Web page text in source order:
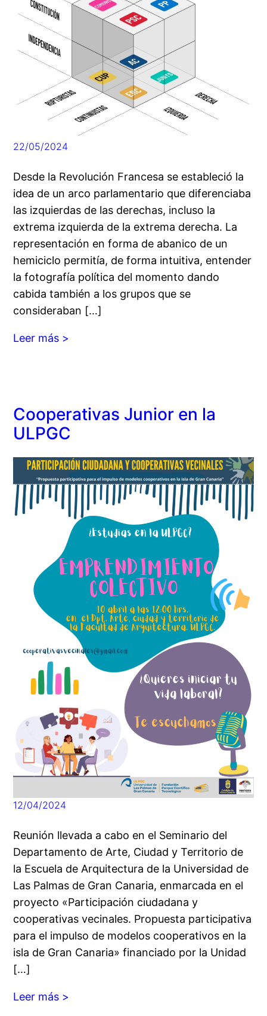
22/05/2024
Desde la Revolución Francesa se estableció la
idea de un arco parlamentario que diferenciaba
las izquierdas de las derechas, incluso la
extrema izquierda de la extrema derecha. La
representación en forma de abanico de un
hemiciclo permitía, de forma intuitiva, entender
la fotografía política del momento dando
cabida también a los grupos que se
consideraban […]
Leer más >
Cooperativas Junior en la
ULPGC
12/04/2024
Reunión llevada a cabo en el Seminario del
Departamento de Arte, Ciudad y Territorio de
la Escuela de Arquitectura de la Universidad de
Las Palmas de Gran Canaria, enmarcada en el
proyecto «Participación ciudadana y
cooperativas vecinales. Propuesta participativa
para el impulso de modelos cooperativos en la
isla de Gran Canaria» financiado por la Unidad
[…]
Leer más >